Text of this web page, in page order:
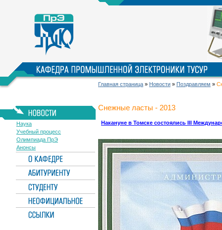
Главная страница » Новости » Поздравляем »
Наука
Учебный процесс
Олимпиада ПрЭ
Анонсы
Снежные ласты - 2013
Накануне в Томске состоялись III